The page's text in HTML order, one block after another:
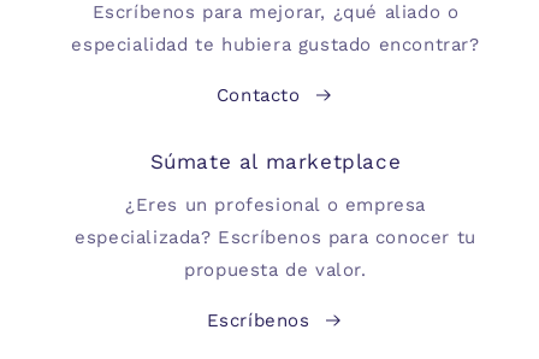
Escríbenos para mejorar, ¿qué aliado o
especialidad te hubiera gustado encontrar?
Contacto
Súmate al marketplace
¿Eres un profesional o empresa
especializada? Escríbenos para conocer tu
propuesta de valor.
Escríbenos